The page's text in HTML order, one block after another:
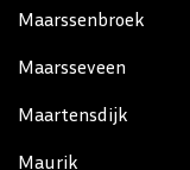
Maarssenbroek
Maarsseveen
Maartensdijk
Maurik